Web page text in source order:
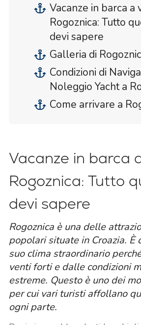
Vacanze in barca a
Rogoznica: Tutto
devi sapere
Galleria di
Condizioni di
Noleggio Yacht a
Come arrivare a
Vacanze in barca
Rogoznica: Tutto
devi sapere
Rogoznica è una delle
popolari situate in Croazia. È
suo clima straordinario
venti forti e dalle condizioni
estreme. Questo è uno dei
per cui vari turisti affollano
ogni parte.